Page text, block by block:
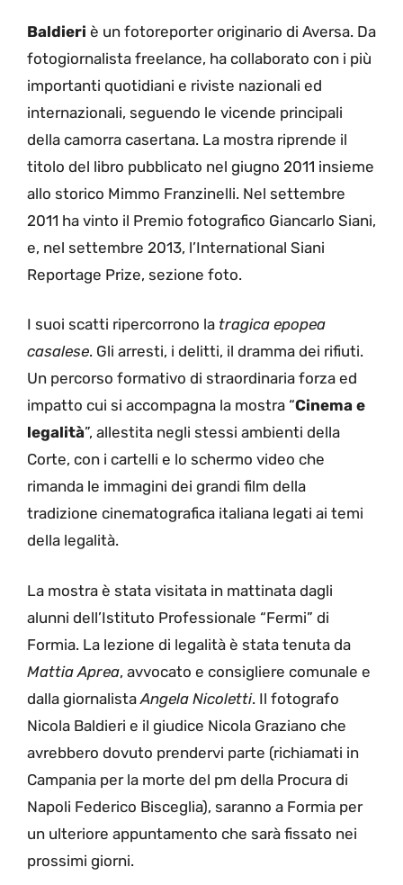
Baldieri è un fotoreporter originario di Aversa. Da
fotogiornalista freelance, ha collaborato con i più
importanti quotidiani e riviste nazionali ed
internazionali, seguendo le vicende principali
della camorra casertana. La mostra riprende il
titolo del libro pubblicato nel giugno 2011 insieme
allo storico Mimmo Franzinelli. Nel settembre
2011 ha vinto il Premio fotografico Giancarlo Siani,
e, nel settembre 2013, l’International Siani
Reportage Prize, sezione foto.
I suoi scatti ripercorrono la tragica epopea
casalese. Gli arresti, i delitti, il dramma dei rifiuti.
Un percorso formativo di straordinaria forza ed
impatto cui si accompagna la mostra “Cinema e
legalità”, allestita negli stessi ambienti della
Corte, con i cartelli e lo schermo video che
rimanda le immagini dei grandi film della
tradizione cinematografica italiana legati ai temi
della legalità.
La mostra è stata visitata in mattinata dagli
alunni dell’Istituto Professionale “Fermi” di
Formia. La lezione di legalità è stata tenuta da
Mattia Aprea, avvocato e consigliere comunale e
dalla giornalista Angela Nicoletti. Il fotografo
Nicola Baldieri e il giudice Nicola Graziano che
avrebbero dovuto prendervi parte (richiamati in
Campania per la morte del pm della Procura di
Napoli Federico Bisceglia), saranno a Formia per
un ulteriore appuntamento che sarà fissato nei
prossimi giorni.